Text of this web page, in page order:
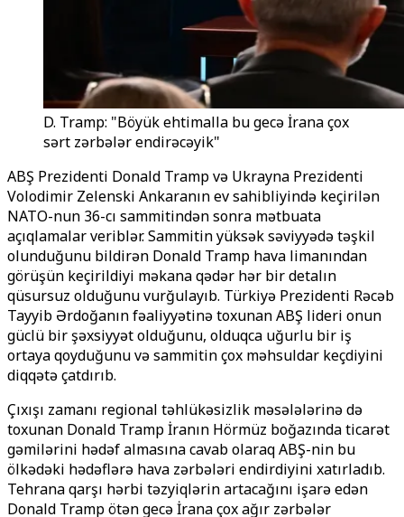
D. Tramp: "Böyük ehtimalla bu gecə İrana çox
sərt zərbələr endirəcəyik"
ABŞ Prezidenti Donald Tramp və Ukrayna Prezidenti
Volodimir Zelenski Ankaranın ev sahibliyində keçirilən
NATO-nun 36-cı sammitindən sonra mətbuata
açıqlamalar veriblər. Sammitin yüksək səviyyədə təşkil
olunduğunu bildirən Donald Tramp hava limanından
görüşün keçirildiyi məkana qədər hər bir detalın
qüsursuz olduğunu vurğulayıb. Türkiyə Prezidenti Rəcəb
Tayyib Ərdoğanın fəaliyyətinə toxunan ABŞ lideri onun
güclü bir şəxsiyyət olduğunu, olduqca uğurlu bir iş
ortaya qoyduğunu və sammitin çox məhsuldar keçdiyini
diqqətə çatdırıb.
Çıxışı zamanı regional təhlükəsizlik məsələlərinə də
toxunan Donald Tramp İranın Hörmüz boğazında ticarət
gəmilərini hədəf almasına cavab olaraq ABŞ-nin bu
ölkədəki hədəflərə hava zərbələri endirdiyini xatırladıb.
Tehrana qarşı hərbi təzyiqlərin artacağını işarə edən
Donald Tramp ötən gecə İrana çox ağır zərbələr